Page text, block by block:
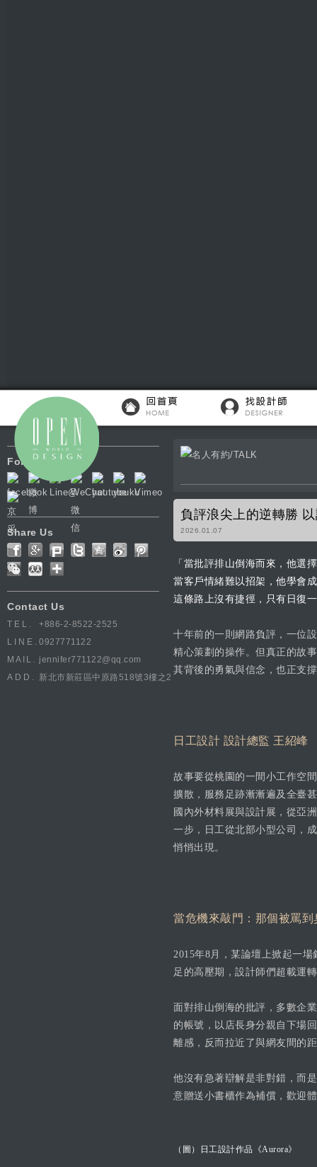
Follow Us
Share Us
Contact Us
TEL.
+886-2-8522-2525
LINE. 0927771122
MAIL. jennifer771122@qq.com
ADD.
新北市新莊區中原路518號3樓之2
負評浪尖上的逆轉勝
2026.01.07
「當批評排山倒海而來，他選
當客戶情緒難以招架，他學會
這條路上沒有捷徑，只有日復
十年前的一則網路負評，一位
精心策劃的操作。但真正的故
其背後的勇氣與信念，也正支
日工設計 設計總監 王紹峰
故事要從桃園的一間小工作空
擴散，服務足跡漸漸遍及全臺
國內外材料展與設計展，從亞
一步，日工從北部小型公司，
悄悄出現。
當危機來敲門：那個被罵到
2015年8月，某論壇上掀起一
足的高壓期，設計師們超載運
面對排山倒海的批評，多數企
的帳號，以店長身分親自下場
離感，反而拉近了與網友間的
他沒有急著辯解是非對錯，而
意贈送小書櫃作為補償，歡迎
（圖）日工設計作品《Aurora》